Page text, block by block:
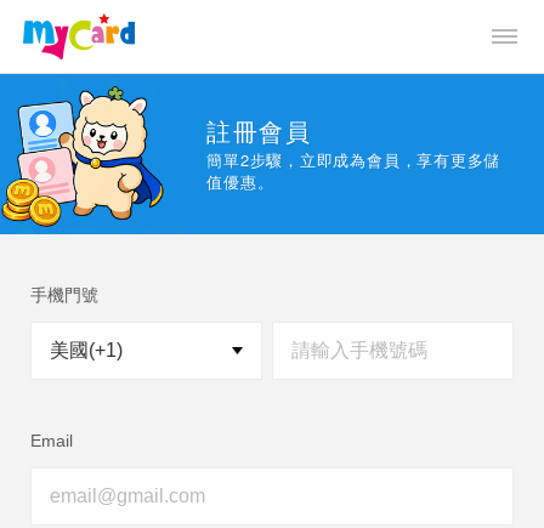
註冊會員
簡單2步驟，立即成為會員，享有更多儲
值優惠。
手機門號
Email